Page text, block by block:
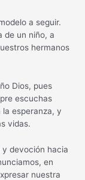
a seguir.
de un niño, a
hermanos
Dios, pues
escuchas
esperanza, y
vidas.
devoción hacia
en
nuestra